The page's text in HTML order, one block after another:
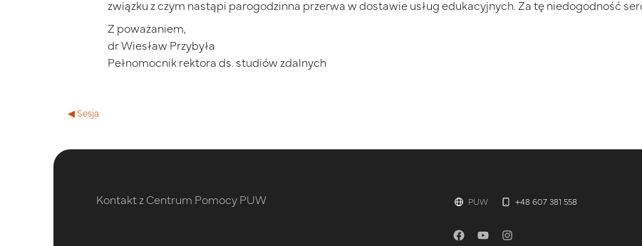
związku z czym nastąpi parogodzinna przerwa w dostawie usług edukacyjnych. Za tę niedogodność
Z poważaniem,
dr Wiesław Przybyła
Pełnomocnik rektora ds. studiów zdalnych
◀︎ Sesja
Kontakt z Centrum Pomocy PUW PUW +48 607 381 558